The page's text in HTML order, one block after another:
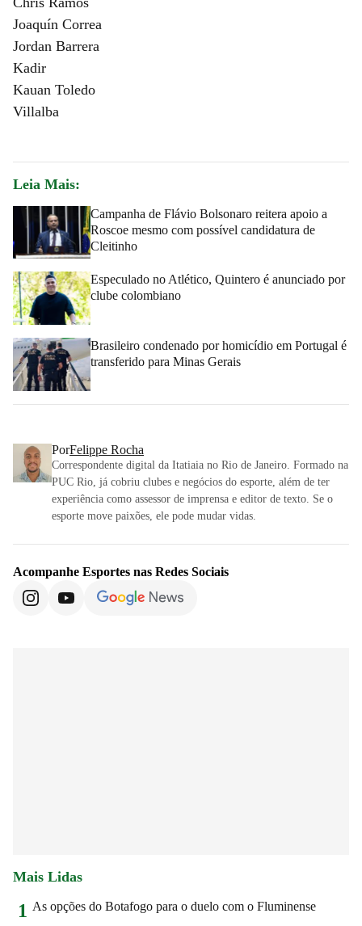
Joaquín Correa
Jordan Barrera
Kadir
Kauan Toledo
Villalba
Leia Mais:
Campanha de Flávio Bolsonaro reitera apoio a
Roscoe mesmo com possível candidatura de
Cleitinho
Especulado no Atlético, Quintero é anunciado por
clube colombiano
Brasileiro condenado por homicídio em Portugal é
transferido para Minas Gerais
PorFelippe Rocha
Correspondente digital da Itatiaia no Rio de Janeiro. Formado na
PUC Rio, já cobriu clubes e negócios do esporte, além de ter
experiência como assessor de imprensa e editor de texto. Se o
esporte move paixões, ele pode mudar vidas.
Acompanhe Esportes nas Redes Sociais
Mais Lidas
1 As opções do Botafogo para o duelo com o Fluminense